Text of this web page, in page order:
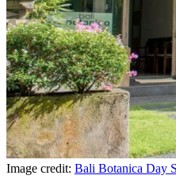
Image credit: Bali Botanica Day